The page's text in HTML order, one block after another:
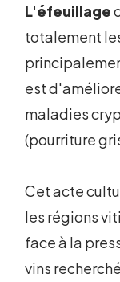
L'éfeuillage
totalement
est
maladies
(pourriture
Cet acte
les régions
face à la
vins